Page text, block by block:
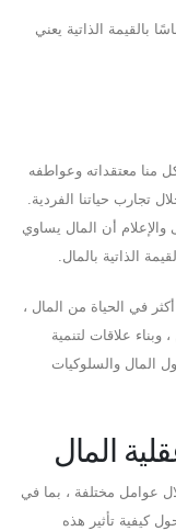
بالقيمة الذاتية يعني
منا معتقداته وعواطفه
تجارب حياتنا الفردية.
أن المال يساوي
الذاتية بالمال.
في الحياة من المال ،
علاقات لتنمية
المال والسلوكيات
المال
عوامل مختلفة ، بما في
كيفية تأثير هذه